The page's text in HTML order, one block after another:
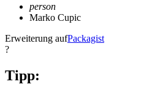
person
Marko Cupic
Erweiterung aufPackagist
?
Tipp: